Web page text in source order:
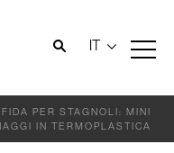
IT
PER STAGNOLI: MINI
IN TERMOPLASTICA